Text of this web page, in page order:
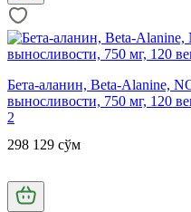
Бета-аланин, Beta-Alanine,
выносливости, 750 мг, 120
2
298 129 сўм